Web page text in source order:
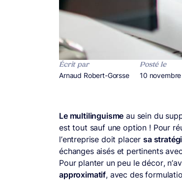
Écrit par
Publié par
Arnaud Robert-Gorsse
Posté le
Publié le
10
Le multilinguisme au sein du
est tout sauf une option ! Pour
l’entreprise doit placer sa
échanges aisés et pertinents
Pour planter un peu le décor,
approximatif, avec des